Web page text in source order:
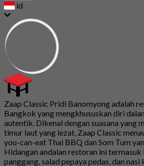
id
Zaap Classic Pridi Banomyong adalah
Bangkok yang mengkhususkan diri
autentik. Dikenal dengan suasana yang
timur laut yang lezat, Zaap Classic
you-can-eat Thai BBQ dan Som Tum
Hidangan andalan restoran ini
panggang, salad pepaya pedas, dan nasi